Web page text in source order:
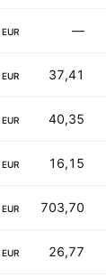
EUR —
EUR 37,41
EUR 40,35
EUR 16,15
EUR 703,70
EUR 26,77